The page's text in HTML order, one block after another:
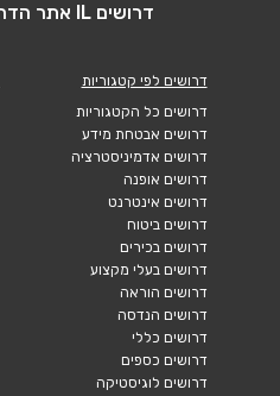
דרושים IL אתר הדרושים של ישראל
דרושים לפי קטגוריות
דרושים כל הקטגוריות
דרושים אבטחת מידע
דרושים אדמיניסטרציה
דרושים אופנה
דרושים אינטרנט
דרושים ביטוח
דרושים בכירים
דרושים בעלי מקצוע
דרושים הוראה
דרושים הנדסה
דרושים כללי
דרושים כספים
דרושים לוגיסטיקה